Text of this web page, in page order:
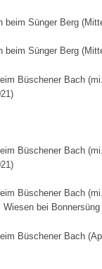
beim Sünger Berg
beim Sünger Berg
Büschener Bach
Büschener Bach
Büschener Bach
bei Bonnersüng
Büschener Bach